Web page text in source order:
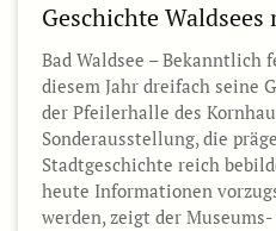
Geschichte
Bad Waldsee – Bekanntlich
diesem Jahr dreifach seine
der Pfeilerhalle des
Sonderausstellung, die
Stadtgeschichte reich
heute Informationen
werden, zeigt der